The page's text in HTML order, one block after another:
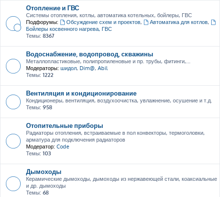
Отопление и ГВС
Системы отопления, котлы, автоматика котельных, бойлеры, ГВС
Подфорумы:
Обсуждение схем и проектов, Автоматика для котлов,
Бойлеры косвенного нагрева, ГВС
Темы: 8367
Водоснабжение, водопровод, скважины
Металлопластиковые, полипропиленовые и пр. трубы, фитинги,...
Модераторы: шидол, Dim@, Abil
Темы: 1222
Вентиляция и кондиционирование
Кондиционеры, вентиляция, воздухоочистка, увлажнение, осушение и т.д.
Темы: 958
Отопительные приборы
Радиаторы отопления, встраиваемые в пол конвекторы, термоголовки,
арматура для подключения радиаторов
Модератор: Code
Темы: 103
Дымоходы
Керамические дымоходы, дымоходы из нержавеющей стали, коаксиальные
и др. дымоходы
Темы: 68